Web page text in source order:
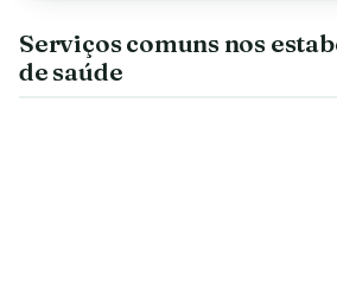
Serviços comuns nos
de saúde